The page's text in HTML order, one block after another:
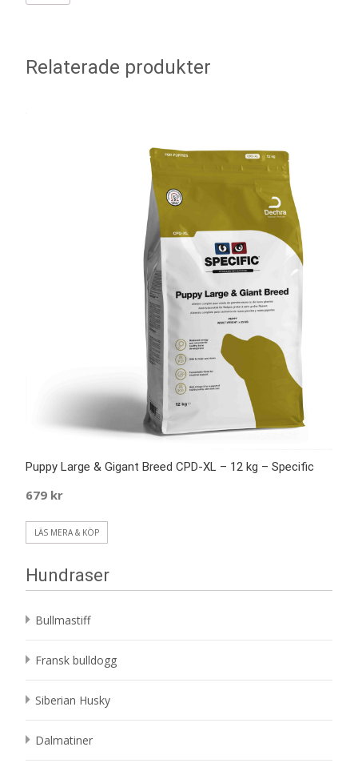
Relaterade produkter
Puppy Large & Gigant Breed CPD-XL – 12 kg – Specific
679 kr
LÄS MERA & KÖP
Hundraser
Bullmastiff
Fransk bulldogg
Siberian Husky
Dalmatiner